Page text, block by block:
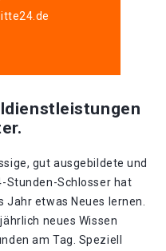
gut ausgebildete und
Stunden-Schlosser hat
etwas Neues lernen.
neues Wissen
am Tag. Speziell